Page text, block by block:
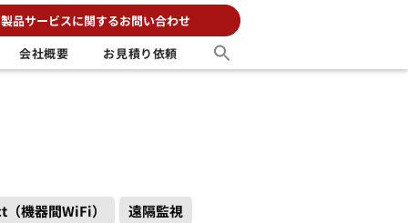
製品サービスに関するお問い合わせ
会社概要
お見積り依頼
機器間WiFi）
遠隔監視